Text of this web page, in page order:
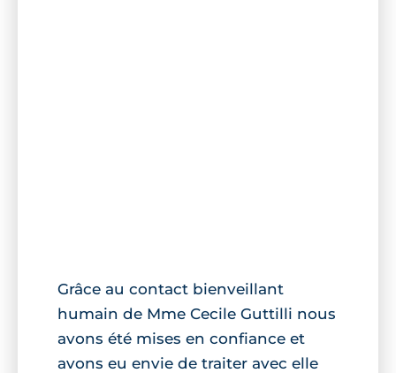
Grâce au contact bienveillant
humain de Mme Cecile Guttilli nous
avons été mises en confiance et
avons eu envie de traiter avec elle